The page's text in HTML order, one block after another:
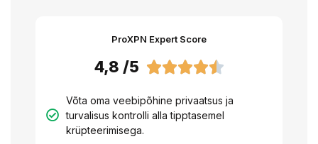
ProXPN Expert Score
4,8 /5 
Võta oma veebipõhine privaatsus ja
turvalisus kontrolli alla tipptasemel
krüpteerimisega.